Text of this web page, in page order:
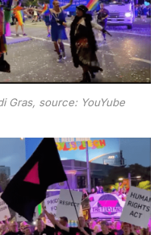
Gras, source: YouYube